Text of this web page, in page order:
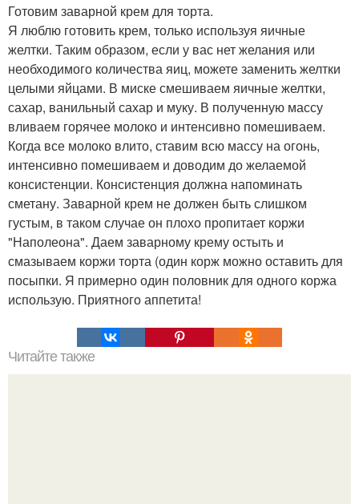
Готовим заварной крем для торта.
Я люблю готовить крем, только используя яичные
желтки. Таким образом, если у вас нет желания или
необходимого количества яиц, можете заменить желтки
целыми яйцами. В миске смешиваем яичные желтки,
сахар, ванильный сахар и муку. В полученную массу
вливаем горячее молоко и интенсивно помешиваем.
Когда все молоко влито, ставим всю массу на огонь,
интенсивно помешиваем и доводим до желаемой
консистенции. Консистенция должна напоминать
сметану. Заварной крем не должен быть слишком
густым, в таком случае он плохо пропитает коржи
"Наполеона". Даем заварному крему остыть и
смазываем коржи торта (один корж можно оставить для
посыпки. Я примерно один половник для одного коржа
использую. Приятного аппетита!
Читайте также